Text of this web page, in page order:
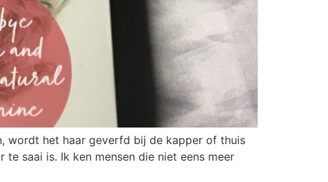
wordt het haar geverfd bij de kapper of thuis
saai is. Ik ken mensen die niet eens meer